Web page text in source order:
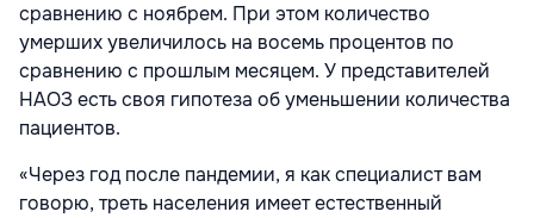
сравнению с ноябрем. При этом количество
умерших увеличилось на восемь процентов по
сравнению с прошлым месяцем. У представителей
НАОЗ есть своя гипотеза об уменьшении количества
пациентов.
«Через год после пандемии, я как специалист вам
говорю, треть населения имеет естественный